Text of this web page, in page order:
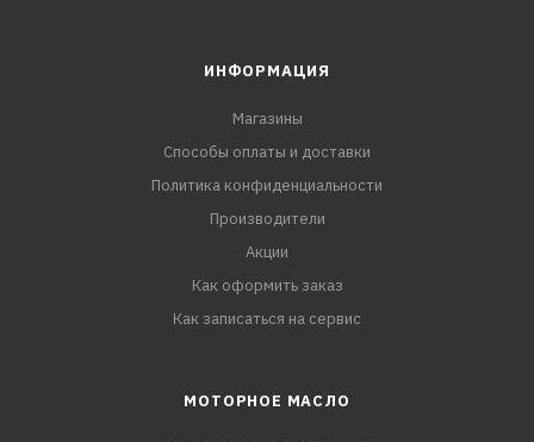
ИНФОРМАЦИЯ
Магазины
Способы оплаты и доставки
Политика конфиденциальности
Производители
Акции
Как оформить заказ
Как записаться на сервис
МОТОРНОЕ МАСЛО